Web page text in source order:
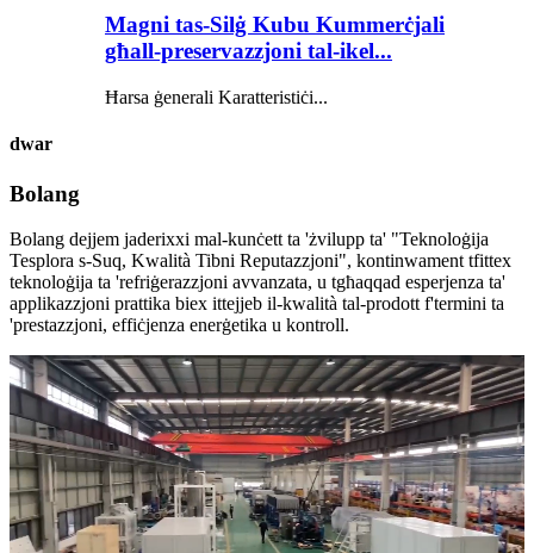
Magni tas-Silġ Kubu Kummerċjali
għall-preservazzjoni tal-ikel...
Ħarsa ġenerali Karatteristiċi...
dwar
Bolang
Bolang dejjem jaderixxi mal-kunċett ta 'żvilupp ta' "Teknoloġija
Tesplora s-Suq, Kwalità Tibni Reputazzjoni", kontinwament tfittex
teknoloġija ta 'refriġerazzjoni avvanzata, u tgħaqqad esperjenza ta'
applikazzjoni prattika biex ittejjeb il-kwalità tal-prodott f'termini ta
'prestazzjoni, effiċjenza enerġetika u kontroll.